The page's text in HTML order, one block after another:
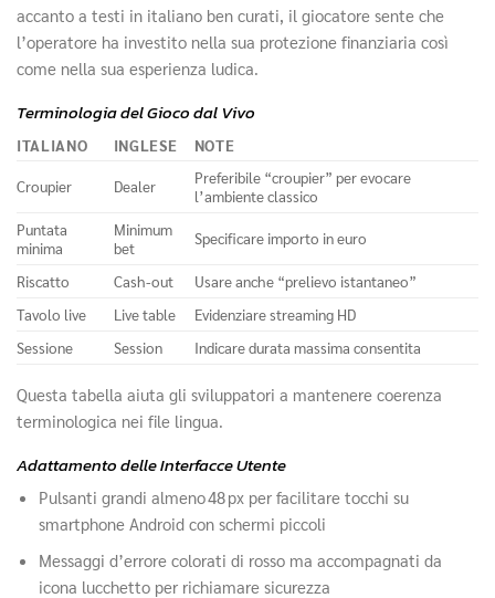
accanto a testi in italiano ben curati, il giocatore sente che
l’operatore ha investito nella sua protezione finanziaria così
come nella sua esperienza ludica.
Terminologia del Gioco dal Vivo
ITALIANO INGLESE NOTE
Croupier Dealer
Preferibile “croupier” per evocare
l’ambiente classico
Puntata
minima
Minimum
bet
Specificare importo in euro
Riscatto Cash‑out
Usare anche “prelievo istantaneo”
Tavolo live
Live table
Evidenziare streaming HD
Sessione
Session Indicare durata massima consentita
Questa tabella aiuta gli sviluppatori a mantenere coerenza
terminologica nei file lingua.
Adattamento delle Interfacce Utente
Pulsanti grandi almeno 48 px per facilitare tocchi su
smartphone Android con schermi piccoli
Messaggi d’errore colorati di rosso ma accompagnati da
icona lucchetto per richiamare sicurezza